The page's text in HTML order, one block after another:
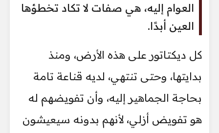
العوام إليه، هي صفات لا تكاد تخطؤها
العين أبدًا.
كل ديكتاتور على هذه الأرض، ومنذ
بدايتها، وحتى تنتهي، لديه قناعة تامة
بحاجة الجماهير إليه، وأن تفويضهم له
هو تفويض أزلي، لأنهم بدونه سيعيشون